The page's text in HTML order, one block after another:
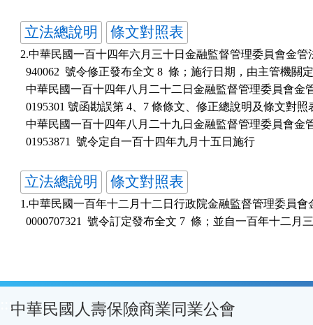
區
立法總說明 條文對照表
2.中華民國一百十四年六月三十日金融監督管理委員會金管
940062  號令修正發布全文 8  條；施行日期，由主管機關
中華民國一百十四年八月二十二日金融監督管理委員會金
0195301 號函勘誤第 4、7 條條文、修正總說明及條文對照
中華民國一百十四年八月二十九日金融監督管理委員會金
  01953871  號令定自一百十四年九月十五日施行
立法總說明 條文對照表
1.中華民國一百年十二月十二日行政院金融監督管理委員會
:::中華民國人壽保險商業同業公會